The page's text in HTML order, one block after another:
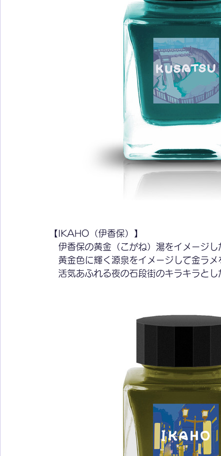
【IKAHO（伊香保）】
伊香保の黄金（こがね）湯をイメージし
黄金色に輝く源泉をイメージして金ラメ
活気あふれる夜の石段街のキラキラとし